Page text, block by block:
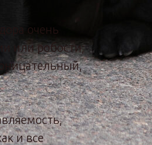
очень
или робости,
и все